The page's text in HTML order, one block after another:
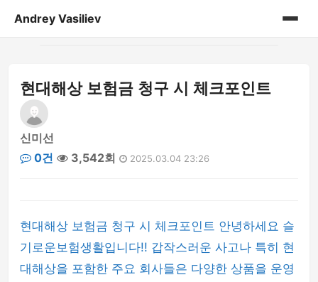
Andrey Vasiliev
andrey-vasiliev
books
drugoe
linux
my-life
현대해상 보험금 청구 시 체크포인트
신미선
0건
3,542회 2025.03.04 23:26
현대해상 보험금 청구 시 체크포인트 안녕하세요 슬
기로운보험생활입니다!! 갑작스러운 사고나 특히 현
대해상을 포함한 주요 회사들은 다양한 상품을 운영